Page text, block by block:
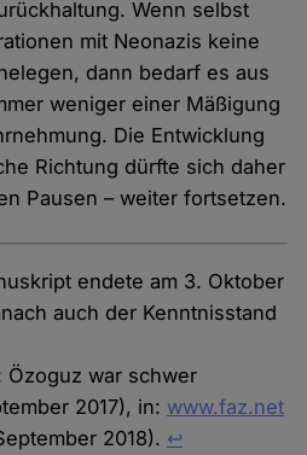
Wenn selbst
mit Neonazis keine
dann bedarf es aus
weniger einer Mäßigung
Die Entwicklung
Richtung dürfte sich daher
Pausen – weiter fortsetzen.
endete am 3. Oktober
auch der Kenntnisstand
Özoguz war schwer
2017), in: www.faz.net
2018). ↩︎